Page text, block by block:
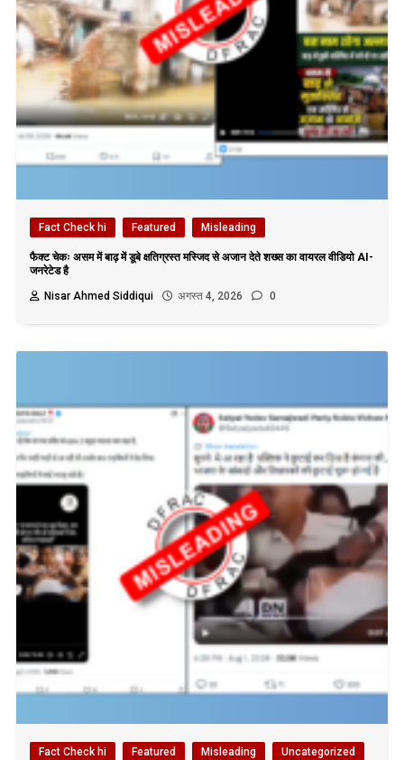
Fact Check hi Featured Misleading
फैक्ट चेकः असम में बाढ़ में डूबे क्षतिग्रस्त मस्जिद से अजान देते शख्स का वायरल वीडियो AI-
जनरेटेड है
Nisar Ahmed Siddiqui
अगस्त 4, 2026 0
Fact Check hi Featured Misleading Uncategorized